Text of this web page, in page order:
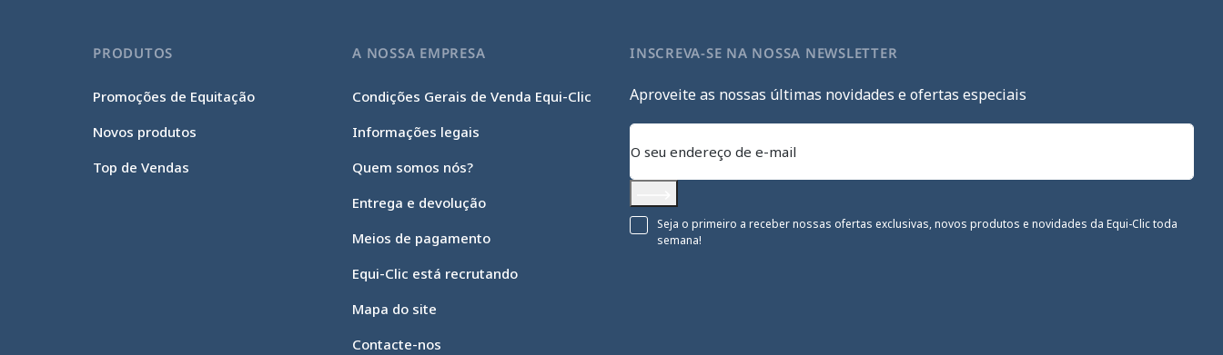
adequado, otimizar o seu desempenho técnico e fornecer e medir
PRODUTOS
Promoções de Equitação
Novos produtos
Top de Vendas
A NOSSA EMPRESA
Condições Gerais de Venda Equi-Clic
Informações legais
Quem somos nós?
Entrega e devolução
Meios de pagamento
Equi-Clic está recrutando
Mapa do site
Contacte-nos
INSCREVA-SE NA NOSSA NEWSLETTER
Aproveite as nossas últimas novidades e ofertas especiais
Subscrever
Seja o primeiro a receber nossas ofertas exclusivas, novos produtos e novidades da Equi-Clic toda
semana!